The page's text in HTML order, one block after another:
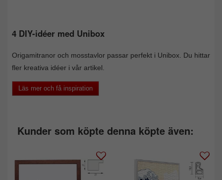
4 DIY-idéer med Unibox
Origamitranor och mosstavlor passar perfekt i Unibox. Du hittar
fler kreativa idéer i vår artikel.
Läs mer och få inspiration
Kunder som köpte denna köpte även: